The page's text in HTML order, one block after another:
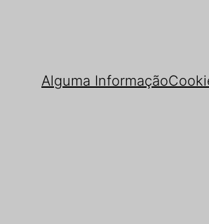
Alguma Informação